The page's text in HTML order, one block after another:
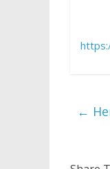
←